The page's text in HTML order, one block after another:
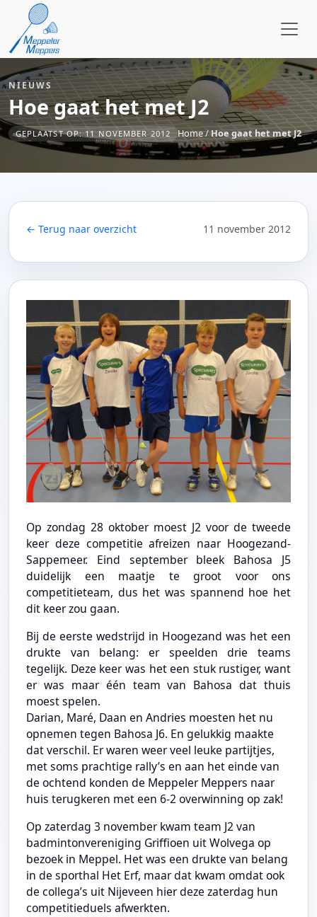
NIEUWS
Hoe gaat het met J2
GEPLAATST OP: 11 NOVEMBER 2012 Home/Hoe gaat het met J2
← Terug naar overzicht 11 november 2012
Op zondag 28 oktober moest J2 voor de tweede
keer deze competitie afreizen naar Hoogezand-
Sappemeer. Eind september bleek Bahosa J5
duidelijk een maatje te groot voor ons
competitieteam, dus het was spannend hoe het
dit keer zou gaan.
Bij de eerste wedstrijd in Hoogezand was het een
drukte van belang: er speelden drie teams
tegelijk. Deze keer was het een stuk rustiger, want
er was maar één team van Bahosa dat thuis
moest spelen.
Darian, Maré, Daan en Andries moesten het nu
opnemen tegen Bahosa J6. En gelukkig maakte
dat verschil. Er waren weer veel leuke partijtjes,
met soms prachtige rally’s en aan het einde van
de ochtend konden de Meppeler Meppers naar
huis terugkeren met een 6-2 overwinning op zak!
Op zaterdag 3 november kwam team J2 van
badmintonvereniging Griffioen uit Wolvega op
bezoek in Meppel. Het was een drukte van belang
in de sporthal Het Erf, maar dat kwam omdat ook
de collega’s uit Nijeveen hier deze zaterdag hun
competitieduels afwerkten.